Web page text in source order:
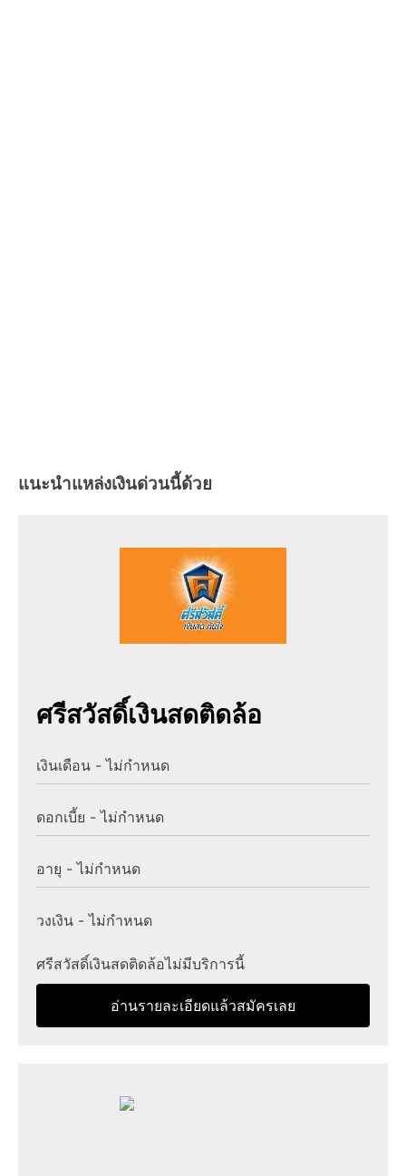
แนะนำแหล่งเงินด่วนนี้ด้วย
ศรีสวัสดิ์เงินสดติดล้อ
เงินเดือน - ไม่กำหนด
ดอกเบี้ย - ไม่กำหนด
อายุ - ไม่กำหนด
วงเงิน - ไม่กำหนด
ศรีสวัสดิ์เงินสดติดล้อไม่มีบริการนี้
อ่านรายละเอียดแล้วสมัครเลย